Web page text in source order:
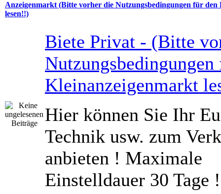
Anzeigenmarkt (Bitte vorher die Nutzungsbedingungen für den
lesen!!)
Biete Privat - (Bitte
Nutzungsbedingungen
Kleinanzeigenmarkt
Hier können Sie Ihr
Technik usw. zum
anbieten ! Maximale
Einstelldauer 30 Tage !